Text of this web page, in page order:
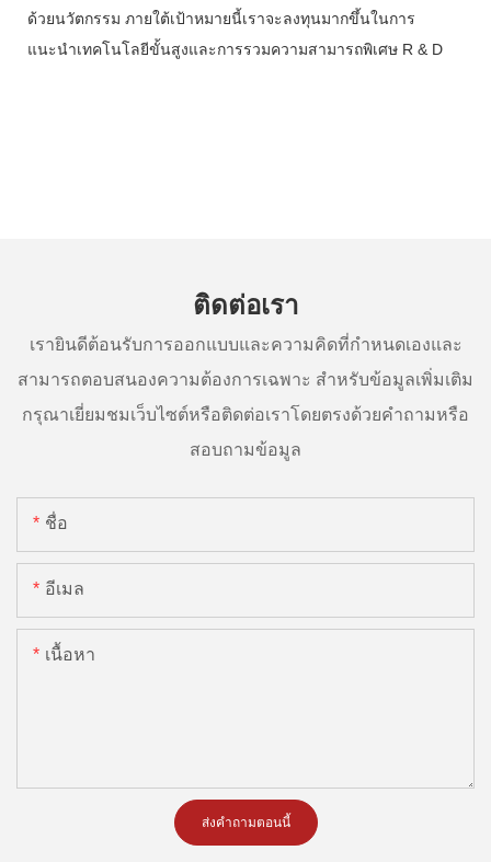
ด้วยนวัตกรรม ภายใต้เป้าหมายนี้เราจะลงทุนมากขึ้นในการ
แนะนำเทคโนโลยีขั้นสูงและการรวมความสามารถพิเศษ R & D
ติดต่อเรา
เรายินดีต้อนรับการออกแบบและความคิดที่กำหนดเองและ
สามารถตอบสนองความต้องการเฉพาะ สำหรับข้อมูลเพิ่มเติม
กรุณาเยี่ยมชมเว็บไซต์หรือติดต่อเราโดยตรงด้วยคำถามหรือ
สอบถามข้อมูล
ชื่อ
อีเมล
เนื้อหา
ส่งคำถามตอนนี้